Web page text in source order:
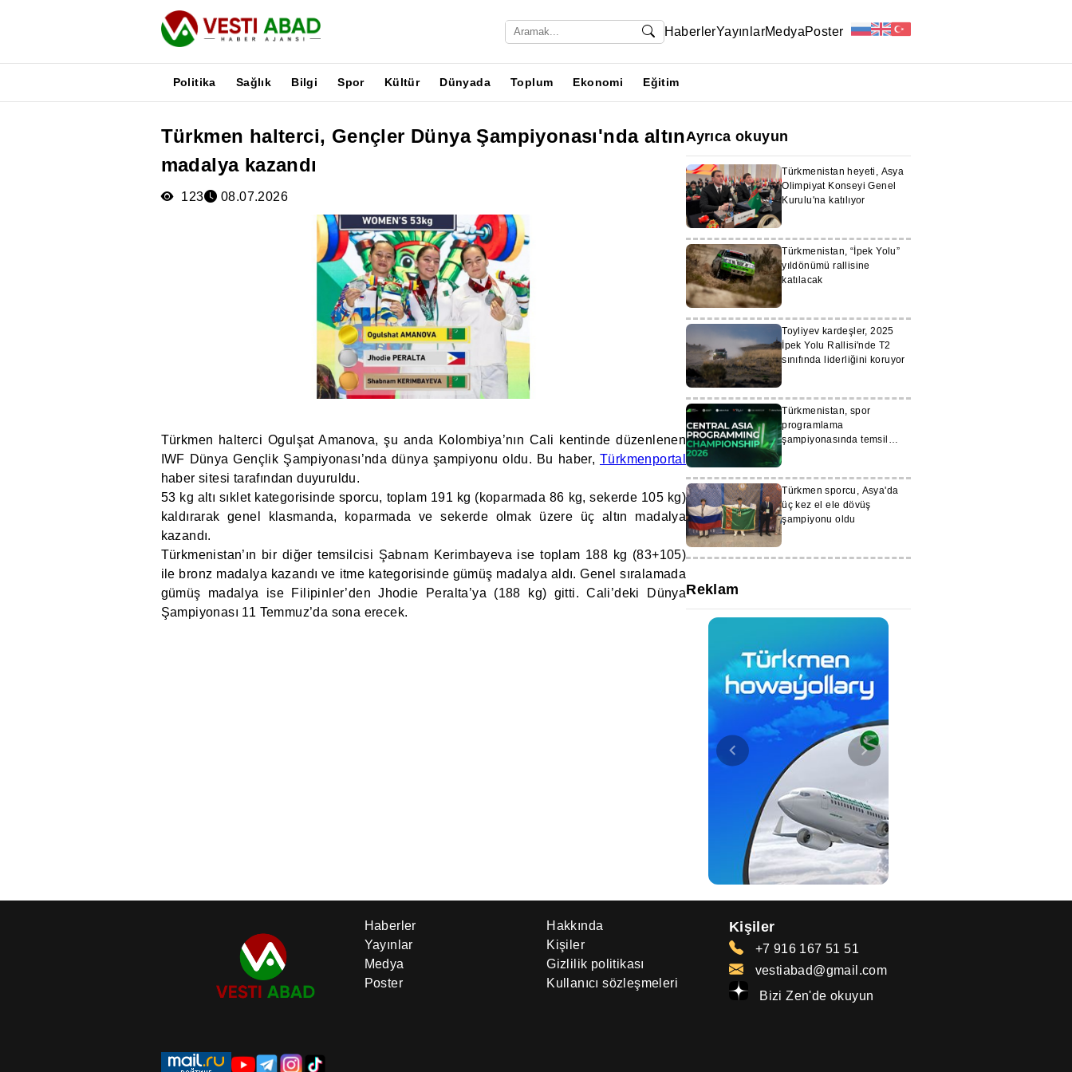
HaberlerYayınlarMedyaPoster
Politika Sağlık Bilgi Spor Kültür Dünyada Toplum Ekonomi Eğitim
Türkmen halterci, Gençler Dünya Şampiyonası'nda altın
madalya kazandı
123 08.07.2026
Türkmen halterci Ogulşat Amanova, şu anda Kolombiya’nın Cali kentinde düzenlenen
IWF Dünya Gençlik Şampiyonası’nda dünya şampiyonu oldu. Bu haber, Türkmenportal
haber sitesi tarafından duyuruldu.
53 kg altı sıklet kategorisinde sporcu, toplam 191 kg (koparmada 86 kg, sekerde 105 kg)
kaldırarak genel klasmanda, koparmada ve sekerde olmak üzere üç altın madalya
kazandı.
Türkmenistan’ın bir diğer temsilcisi Şabnam Kerimbayeva ise toplam 188 kg (83+105)
ile bronz madalya kazandı ve itme kategorisinde gümüş madalya aldı. Genel sıralamada
gümüş madalya ise Filipinler’den Jhodie Peralta’ya (188 kg) gitti. Cali’deki Dünya
Şampiyonası 11 Temmuz’da sona erecek.
Ayrıca okuyun
Türkmenistan heyeti, Asya
Olimpiyat Konseyi Genel
Kurulu'na katılıyor
Türkmenistan, “İpek Yolu”
yıldönümü rallisine
katılacak
Toyliyev kardeşler, 2025
İpek Yolu Rallisi'nde T2
sınıfında liderliğini koruyor
Türkmenistan, spor
programlama
şampiyonasında temsil
Türkmen sporcu, Asya'da
üç kez el ele dövüş
şampiyonu oldu
Reklam
Haberler
Yayınlar
Medya
Poster
Hakkında
Kişiler
Gizlilik politikası
Kullanıcı sözleşmeleri
Kişiler
+7 916 167 51 51
vestiabad@gmail.com
Bizi Zen'de okuyun